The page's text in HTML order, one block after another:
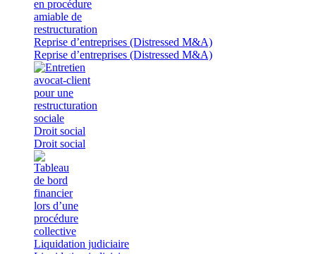
Reprise d’entreprises (Distressed M&A)
Reprise d’entreprises (Distressed M&A)
Droit social
Droit social
Liquidation judiciaire